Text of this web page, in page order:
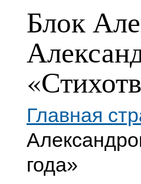
Блок
Главная
года»